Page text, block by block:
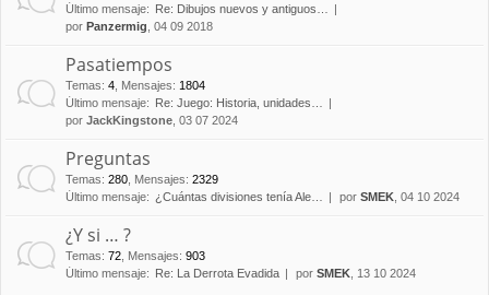
Último mensaje:
Re: Dibujos nuevos y antiguos…
por Panzermig , 04 09 2018
Pasatiempos
Temas: 4 Mensajes: 1804
Último mensaje:
Re: Juego: Historia, unidades…
por JackKingstone , 03 07 2024
Preguntas
Temas: 280 Mensajes: 2329
Último mensaje: ¿Cuántas divisiones tenía Ale… por SMEK , 04 10 2024
¿Y si … ?
Temas: 72 Mensajes: 903
Último mensaje:
Re: La Derrota Evadida por SMEK , 13 10 2024